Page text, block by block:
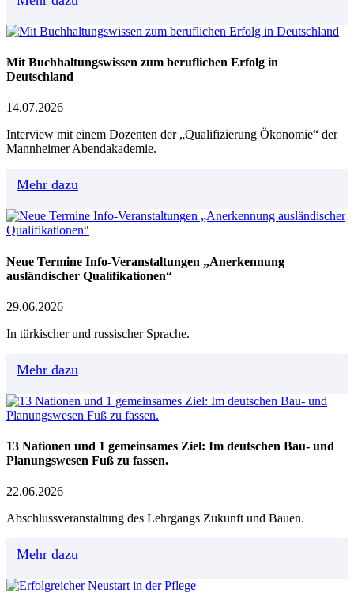
Mit Buchhaltungswissen zum beruflichen Erfolg in
Deutschland
14.07.2026
Interview mit einem Dozenten der „Qualifizierung Ökonomie“ der
Mannheimer Abendakademie.
Mehr dazu
Neue Termine Info-Veranstaltungen „Anerkennung
ausländischer Qualifikationen“
29.06.2026
In türkischer und russischer Sprache.
Mehr dazu
13 Nationen und 1 gemeinsames Ziel: Im deutschen Bau- und
Planungswesen Fuß zu fassen.
22.06.2026
Abschlussveranstaltung des Lehrgangs Zukunft und Bauen.
Mehr dazu